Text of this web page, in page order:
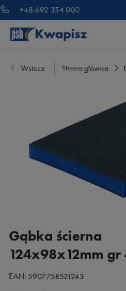
+48 692 354 000
Wstecz Strona główna
Gąbka ścierna
124x98x12mm gr
EAN:5907758521243